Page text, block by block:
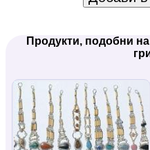
Продукти, подобни